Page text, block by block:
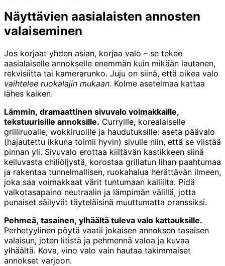
Näyttävien aasialaisten annosten
valaiseminen
Jos korjaat yhden asian, korjaa valo – se tekee
aasialaiselle annokselle enemmän kuin mikään lautanen,
rekvisiitta tai kamerarunko. Juju on siinä, että oikea valo
vaihtelee ruokalajin mukaan. Kolme asetelmaa kattaa
lähes kaiken.
Lämmin, dramaattinen sivuvalo voimakkaille,
tekstuurisille annoksille. Curryille, korealaiselle
grilliruoalle, wokkiruoille ja haudutuksille: aseta päävalo
(hajautettu ikkuna toimii hyvin) sivulle niin, että se viistää
pinnan yli. Sivuvalo erottaa kiiltävän kastikkeen siinä
kelluvasta chiliöljystä, korostaa grillatun lihan paahtumaa
ja rakentaa tunnelmallisen, ruokahalua herättävän ilmeen,
joka saa voimakkaat värit tuntumaan kalliilta. Pidä
valkotasapaino neutraalin ja lämpimän välillä, jotta
punaiset säilyvät täyteläisinä muuttumatta oranssiksi.
Pehmeä, tasainen, ylhäältä tuleva valo kattauksille.
Perhetyylinen pöytä vaatii jokaisen annoksen tasaisen
valaisun, joten litistä ja pehmennä valoa ja kuvaa
ylhäältä. Kova, vino valo vain hautaa takimmaiset
annokset varjoon.